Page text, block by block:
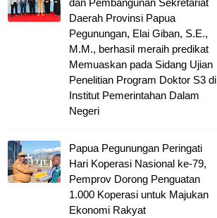
dan Pembangunan Sekretariat
Daerah Provinsi Papua
Pegunungan, Elai Giban, S.E.,
M.M., berhasil meraih predikat
Memuaskan pada Sidang Ujian
Penelitian Program Doktor S3 di
Institut Pemerintahan Dalam
Negeri
Papua Pegunungan Peringati
Hari Koperasi Nasional ke-79,
Pemprov Dorong Penguatan
1.000 Koperasi untuk Majukan
Ekonomi Rakyat